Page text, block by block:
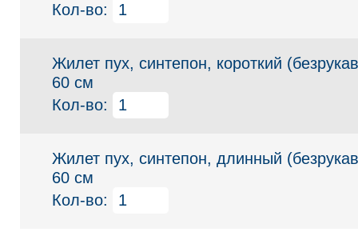
Кол-во:
Жилет пух, синтепон, короткий
60 см
Кол-во:
Жилет пух, синтепон, длинный
60 см
Кол-во: